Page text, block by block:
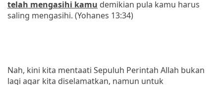
telah mengasihi kamu demikian pula kamu harus
saling mengasihi. (Yohanes 13:34)
Nah, kini kita mentaati Sepuluh Perintah Allah bukan
lagi agar kita diselamatkan, namun untuk